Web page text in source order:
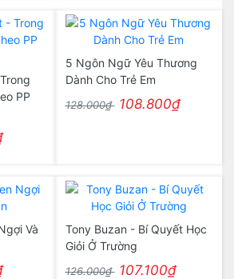
PP
5 Ngôn Ngữ Yêu Thương
Dành Cho Trẻ Em
128.000₫ 108.800₫
Và
Tony Buzan - Bí Quyết Học
Giỏi Ở Trường
126.000₫ 107.100₫